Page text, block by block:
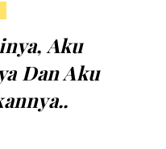
Aku
Dan Aku